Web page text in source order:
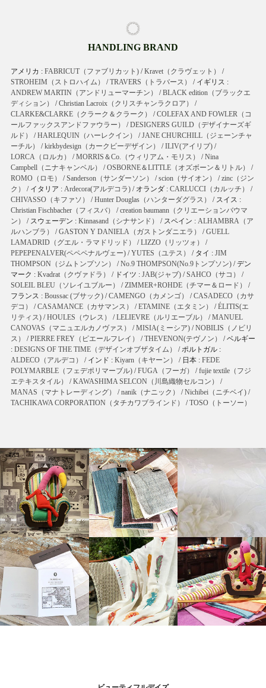
HANDLING BRAND
アメリカ : FABRICUT（ファブリカット)/Kravet（クラヴェット）
/
STROHEIM（ストロハイム）
/TRAVERS（トラバース）
/ イギリス :
ANDREW MARTIN（アンドリューマーチン）
/BLACK edition（ブラックエ
ディション）
/Christian Lacroix（クリスチャンラクロア）
/
CLARKE&CLARKE（クラーク＆クラーク）
/COLEFAX AND FOWLER（コ
ールファックスアンドファウラー）
/DESIGNERS GUILD（デザイナーズギ
ルド）
/HARLEQUIN（ハーレクイン） /JANE CHURCHILL（ジェーンチャ
ーチル）
/kirkbydesign（カークビーデザイン） /ILIV(アイリブ)/
LORCA（ロルカ）
/MORRIS＆Co.（ウィリアム・モリス） /Nina
Campbell（ニナキャンベル）
/OSBORNE＆LITTLE（オズボーン＆リトル）
/
ROMO（ロモ）
/Sanderson（サンダーソン） /scion（サイオン） /zinc（ジン
ク）
/ イタリア : Ardecora(アルデコラ)/ オランダ : CARLUCCI（カルッチ）
/
CHIVASSO（キファソ）
/Hunter Douglas（ハンターダグラス）
/ スイス :
Christian Fischbacher（フィスバ）
/creation baumann（クリエーションバウマ
ン）
/ スウェーデン : Kinnasand（シナサンド） / スペイン : ALHAMBRA（ア
ルハンブラ）
/GASTON Y DANIELA（ガストンダニエラ） /GUELL
LAMADRID（グエル・ラマドリッド）
/LIZZO（リッツォ）
/
PEPEPENALVER(ペペペナルヴェー)/YUTES（ユテス） / タイ : JIM
THOMPSON（ジムトンプソン）
/No.9 THOMPSON(No.9トンプソン)/ デン
マーク : Kvadrat（クヴァドラ） / ドイツ : JAB(ジャブ)/SAHCO（サコ）
/
SOLEIL BLEU（ソレイユブルー）
/ZIMMER+ROHDE（チマー＆ロード）
/
フランス : Boussac (ブサック)/CAMENGO（カメンゴ） /CASADECO（カサ
デコ）
/CASAMANCE（カサマンス） /ETAMINE（エタミン） /ÉLITIS(エ
リティス)/HOULES（ウレス） /LELIEVRE（ルリエーブル） /MANUEL
CANOVAS（マニュエルカノヴァス）
/MISIA(ミーシア)/NOBILIS（ノビリ
ス）
/PIERRE FREY（ピエールフレイ） /THEVENON(テヴノン）
/ ベルギー
: DESIGNS OF THE TIME（デザインオブザタイム）
/ ポルトガル :
ALDECO（アルデコ）
/ インド : Kiyarn（キヤーン） / 日本 : FEDE
POLYMARBLE（フェデポリマーブル)/FUGA（フーガ） /fujie textile（フジ
エテキスタイル）
/KAWASHIMA SELCON（川島織物セルコン）
/
MANAS（マナトレーディング）
/nanik（ナニック） /Nichibei（ニチベイ)/
TACHIKAWA CORPORATION（タチカワブラインド）
/TOSO（トーソー）